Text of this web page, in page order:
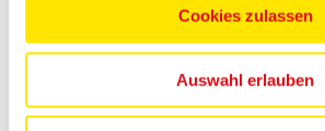
Cookies zulassen
Auswahl erlauben